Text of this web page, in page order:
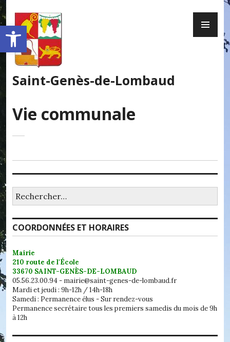
Ouvrir la barre d’outils
content
Saint-Genès-de-Lombaud
Vie communale
COORDONNÉES ET HORAIRES
Mairie
210 route de l'École
33670 SAINT-GENÈS-DE-LOMBAUD
05.56.23.00.94 - mairie@saint-genes-de-lombaud.fr
Mardi et jeudi : 9h-12h / 14h-18h
Samedi : Permanence élus - Sur rendez-vous
Permanence secrétaire tous les premiers samedis du mois de 9h
à 12h